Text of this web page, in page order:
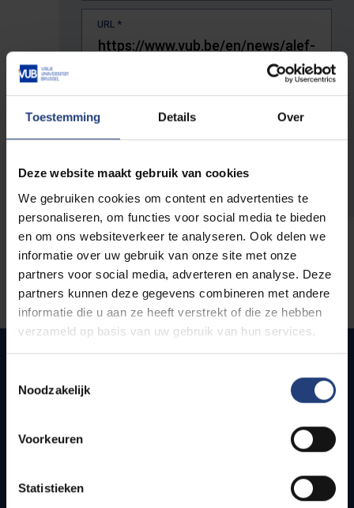
Toestemming Details Over
Deze website maakt gebruik van cookies
We gebruiken cookies om content en advertenties te
personaliseren, om functies voor social media te bieden
en om ons websiteverkeer te analyseren. Ook delen we
informatie over uw gebruik van onze site met onze
partners voor social media, adverteren en analyse. Deze
partners kunnen deze gegevens combineren met andere
informatie die u aan ze heeft verstrekt of die ze hebben
verzameld op basis van uw gebruik van hun services.
Noodzakelijk
Voorkeuren
Statistieken
URL *
The full URL of the page where you encountered the error.
Quick links
How to get to the VUB campuses